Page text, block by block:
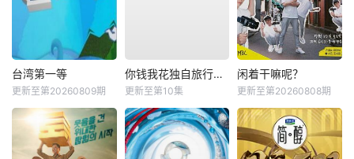
台湾第一等
更新至第20260809期
你钱我花独自旅行第五季
更新至第10集
闲着干嘛呢？
更新至第20260808期